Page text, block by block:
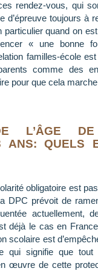
rendez-vous, qui
d’épreuve toujours à
quand on
« une bonne
familles-école
comme des
pour que cela
L’ÂGE
ANS: QUELS
obligatoire est
DPC prévoit de
actuellement,
déjà le cas en
scolaire est
qui signifie que
œuvre de cette